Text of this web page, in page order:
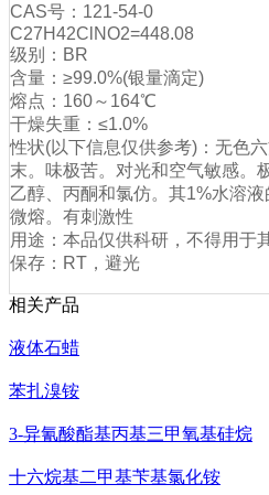
CAS号：121-54-0
C27H42ClNO2=448.08
级别：BR
含量：≥99.0%(银量滴定)
熔点：160～164℃
干燥失重：≤1.0%
性状(以下信息仅供参考)：无色
末。味极苦。对光和空气敏感。
乙醇、丙酮和氯仿。其1%水溶
微熔。有刺激性
用途：本品仅供科研，不得用于
保存：RT，避光
相关产品
液体石蜡
苯扎溴铵
3-异氰酸酯基丙基三甲氧基硅烷
十六烷基二甲基苄基氯化铵